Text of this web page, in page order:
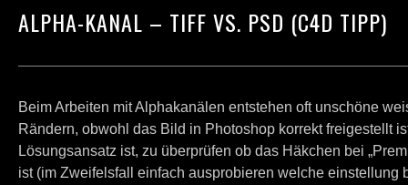
ALPHA-KANAL – TIFF VS. PSD (C4D TIPP)
Beim Arbeiten mit Alphakanälen entstehen oft unschöne
Rändern, obwohl das Bild in Photoshop korrekt freigestellt
Lösungsansatz ist, zu überprüfen ob das Häkchen bei
ist (im Zweifelsfall einfach ausprobieren welche einstellung